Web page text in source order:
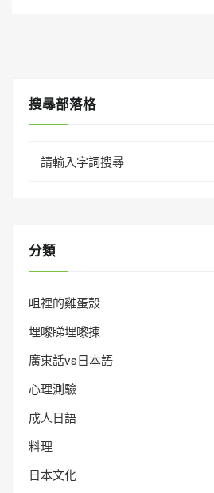
搜㝷部落格
for:
分類
咀裡的雞蛋殼
埋嚟睇埋嚟揀
廣東話vs日本語
心理測驗
成人日語
料理
日本文化